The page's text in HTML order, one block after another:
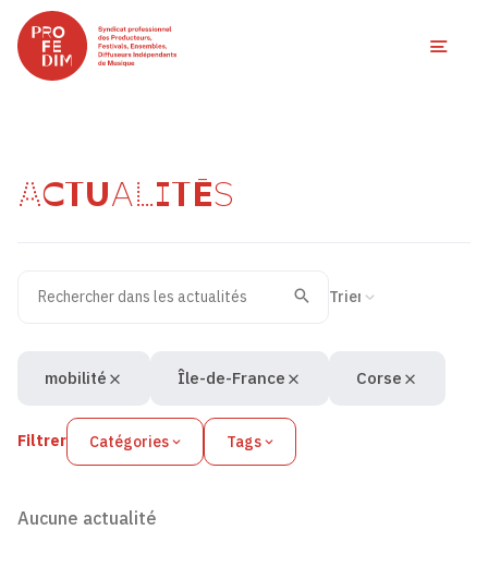
ACTUALITÉS
Recherche
Valider
Filtrer Catégories Tags
mobilité Île-de-France Corse
Aucune actualité